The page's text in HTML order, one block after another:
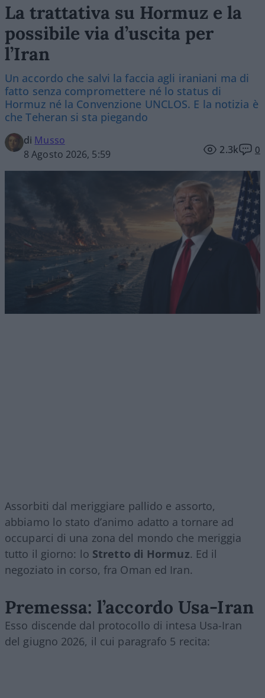
La trattativa su Hormuz e la
possibile via d’uscita per
l’Iran
Un accordo che salvi la faccia agli iraniani ma di
fatto senza compromettere né lo status di
Hormuz né la Convenzione UNCLOS. E la notizia è
che Teheran si sta piegando
di Musso
8 Agosto 2026, 5:59
2.3k 0
Assorbiti dal meriggiare pallido e assorto,
abbiamo lo stato d’animo adatto a tornare ad
occuparci di una zona del mondo che meriggia
tutto il giorno: lo Stretto di Hormuz. Ed il
negoziato in corso, fra Oman ed Iran.
Premessa: l’accordo Usa-Iran
Esso discende dal protocollo di intesa Usa-Iran
del giugno 2026, il cui paragrafo 5 recita: